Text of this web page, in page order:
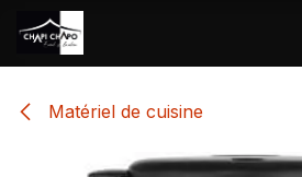
Se rendre au contenu
Matériel de cuisine